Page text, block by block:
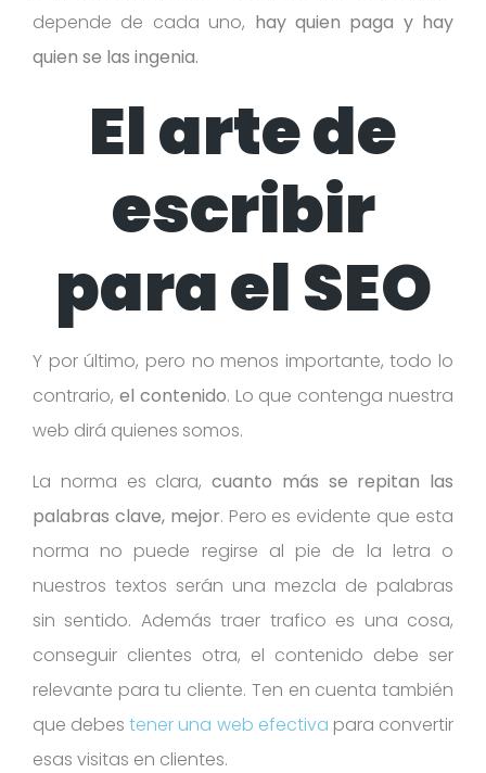
depende de cada uno, hay quien paga y hay
quien se las ingenia.
El arte de
escribir
para el SEO
Y por último, pero no menos importante, todo lo
contrario, el contenido. Lo que contenga nuestra
web dirá quienes somos.
La norma es clara, cuanto más se repitan las
palabras clave, mejor. Pero es evidente que esta
norma no puede regirse al pie de la letra o
nuestros textos serán una mezcla de palabras
sin sentido. Además traer trafico es una cosa,
conseguir clientes otra, el contenido debe ser
relevante para tu cliente. Ten en cuenta también
que debestener una web efectiva para convertir
esas visitas en clientes.